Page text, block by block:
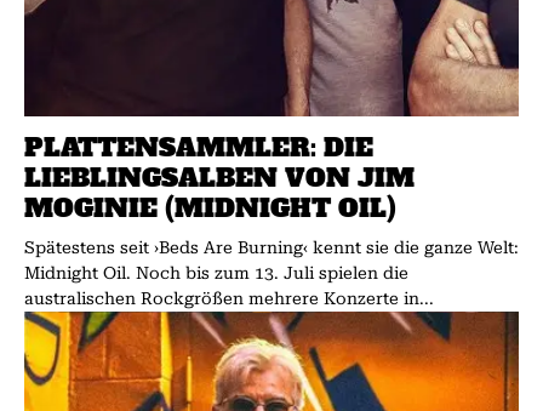
PLATTENSAMMLER: DIE
LIEBLINGSALBEN VON JIM
MOGINIE (MIDNIGHT OIL)
Spätestens seit ›Beds Are Burning‹ kennt sie die ganze Welt:
Midnight Oil. Noch bis zum 13. Juli spielen die
australischen Rockgrößen mehrere Konzerte in...